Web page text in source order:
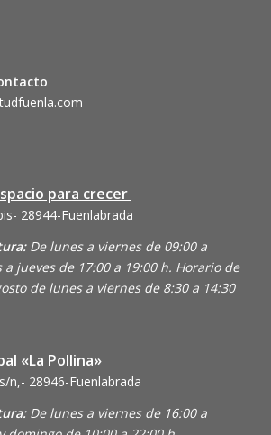
para crecer
28944-Fuenlabrada
De lunes a viernes de 09:00 a
a jueves de 17:00 a 19:00 h. Horario de
de lunes a viernes de 8:30 a 14:30
«La Pollina»
n,- 28946-Fuenlabrada
De lunes a viernes de 16:00 a